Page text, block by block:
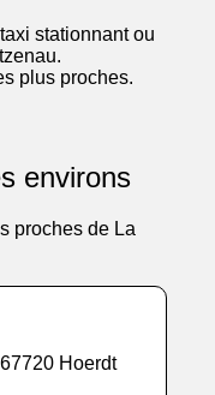
stationnant ou
plus proches.
environs
proches de La
Hoerdt